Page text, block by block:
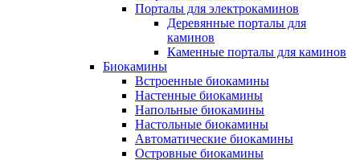
Порталы для электрокаминов
Деревянные порталы для
каминов
Каменные порталы для каминов
Биокамины
Встроенные биокамины
Настенные биокамины
Напольные биокамины
Настольные биокамины
Автоматические биокамины
Островные биокамины